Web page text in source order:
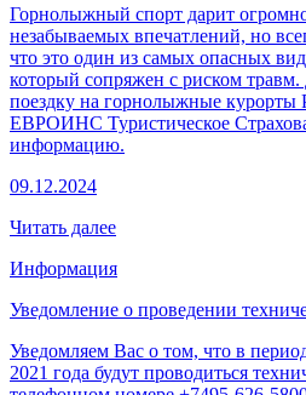
Горнолыжный спорт дарит
незабываемых впечатлений, но
что это один из самых опасных
который сопряжен с риском травм.
поездку на горнолыжные курорты
ЕВРОИНС Туристическое
информацию.
09.12.2024
Читать далее
Информация
Уведомление о проведении
Уведомляем Вас о том, что в
2021 года будут проводиться